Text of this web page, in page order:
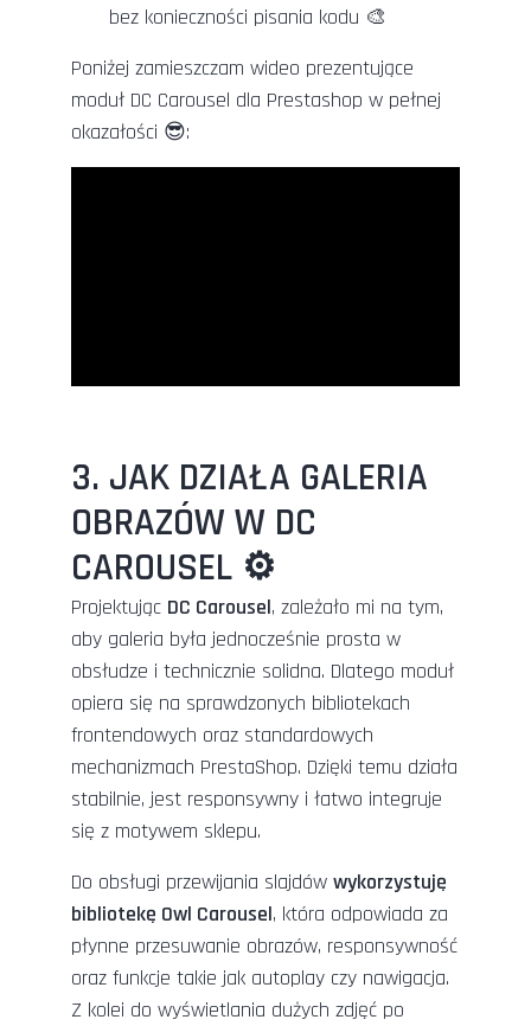
bez konieczności pisania kodu 🎨
Poniżej zamieszczam wideo prezentujące
moduł DC Carousel dla Prestashop w pełnej
okazałości 😎:
3. JAK DZIAŁA GALERIA
OBRAZÓW W DC
CAROUSEL ⚙️
Projektując DC Carousel, zależało mi na tym,
aby galeria była jednocześnie prosta w
obsłudze i technicznie solidna. Dlatego moduł
opiera się na sprawdzonych bibliotekach
frontendowych oraz standardowych
mechanizmach PrestaShop. Dzięki temu działa
stabilnie, jest responsywny i łatwo integruje
się z motywem sklepu.
Do obsługi przewijania slajdów wykorzystuję
bibliotekę Owl Carousel, która odpowiada za
płynne przesuwanie obrazów, responsywność
oraz funkcje takie jak autoplay czy nawigacja.
Z kolei do wyświetlania dużych zdjęć po